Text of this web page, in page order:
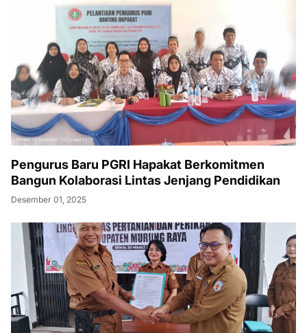
Pengurus Baru PGRI Hapakat Berkomitmen
Bangun Kolaborasi Lintas Jenjang Pendidikan
Desember 01, 2025